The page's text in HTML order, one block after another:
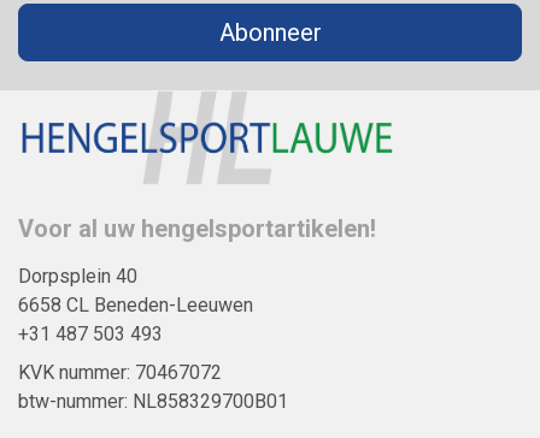
Abonneer
Voor al uw hengelsportartikelen!
Dorpsplein 40
6658 CL Beneden-Leeuwen
+31 487 503 493
KVK nummer: 70467072
btw-nummer: NL858329700B01